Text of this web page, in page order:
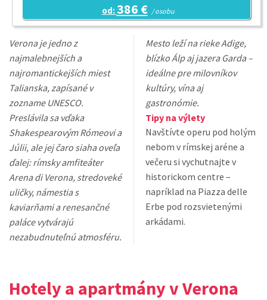
od:386 € / osobu
Verona je jedno z
najmalebnejších a
najromantickejších miest
Talianska, zapísané v
zozname UNESCO.
Preslávila sa vďaka
Shakespearovým Rómeovi a
Júlii, ale jej čaro siaha oveľa
ďalej: rímsky amfiteáter
Arena di Verona, stredoveké
uličky, námestia s
kaviarňami a renesančné
paláce vytvárajú
nezabudnuteľnú atmosféru.
Mesto leží na rieke Adige,
blízko Álp aj jazera Garda –
ideálne pre milovníkov
kultúry, vína aj
gastronómie.
Tipy na výlety
Navštívte operu pod holým
nebom v rímskej aréne a
večeru si vychutnajte v
historickom centre –
napríklad na Piazza delle
Erbe pod rozsvietenými
arkádami.
Hotely a apartmány v Verona